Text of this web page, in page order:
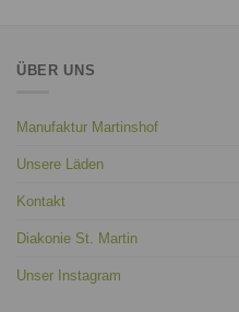
ÜBER UNS
Manufaktur Martinshof
Unsere Läden
Kontakt
Diakonie St. Martin
Unser Instagram